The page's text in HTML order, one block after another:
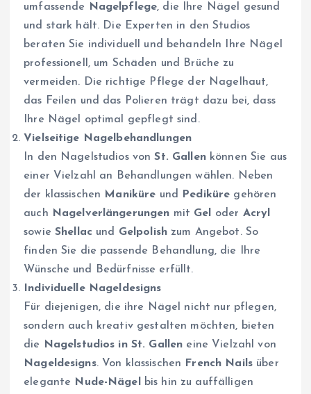
umfassende
Nagelpflege, die Ihre Nägel gesund
und stark hält. Die Experten in den Studios
beraten Sie individuell und behandeln Ihre Nägel
professionell, um Schäden und Brüche zu
vermeiden. Die richtige Pflege der Nagelhaut,
das Feilen und das Polieren trägt dazu bei, dass
Ihre Nägel optimal gepflegt sind.
Vielseitige Nagelbehandlungen
In den Nagelstudios vonSt. Gallenkönnen Sie aus
einer Vielzahl an Behandlungen wählen. Neben
der klassischen Maniküre und Pediküre gehören
auch
Nagelverlängerungen mit Gel oder Acryl
sowie Shellacund Gelpolishzum Angebot. So
finden Sie die passende Behandlung, die Ihre
Wünsche und Bedürfnisse erfüllt.
Individuelle Nageldesigns
Für diejenigen, die ihre Nägel nicht nur pflegen,
sondern auch kreativ gestalten möchten, bieten
die
Nagelstudios in St. Gallen eine Vielzahl von
Nageldesigns. Von klassischen French Nails über
elegante
Nude-Nägel
bis hin zu auffälligen